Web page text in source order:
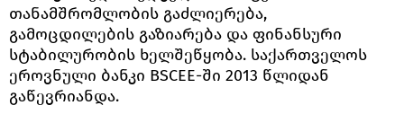
თანამშრომლობის გაძლიერება,
გამოცდილების გაზიარება და ფინანსური
სტაბილურობის ხელშეწყობა. საქართველოს
ეროვნული ბანკი BSCEE-ში 2013 წლიდან
გაწევრიანდა.